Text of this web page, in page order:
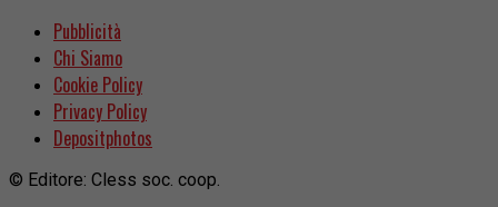
Pubblicità
Chi Siamo
Cookie Policy
Privacy Policy
Depositphotos
© Editore: Cless soc. coop.